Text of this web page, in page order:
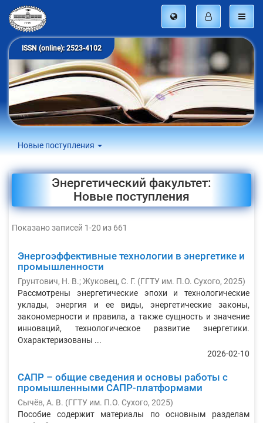
ISSN (online): 2523-4102
Новые поступления
Энергетический факультет:
Новые поступления
Показано записей 1-20 из 661
Энергоэффективные технологии в энергетике и
промышленности
Грунтович, Н. В.; Жуковец, С. Г. (ГГТУ им. П.О. Сухого, 2025)
Рассмотрены энергетические эпохи и технологические
уклады, энергия и ее виды, энергетические законы,
закономерности и правила, а также сущность и значение
инноваций, технологическое развитие энергетики.
Охарактеризованы ...
2026-02-10
САПР – общие сведения и основы работы с
промышленными САПР-платформами
Сычёв, А. В. (ГГТУ им. П.О. Сухого, 2025)
Пособие содержит материалы по основным разделам